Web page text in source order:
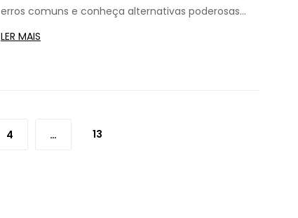
erros comuns e conheça alternativas poderosas
para não pagar nada.
LER MAIS
4 … 13